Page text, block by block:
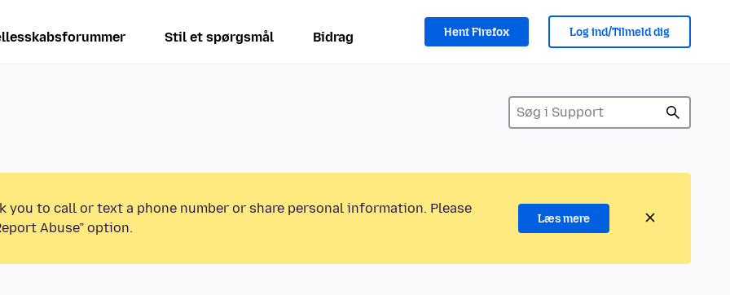
Stil et spørgsmål Bidrag Hent Firefox Log ind/Tilmeld dig
you to call or text a phone number or share personal information. Please
Abuse” option.
Læs mere